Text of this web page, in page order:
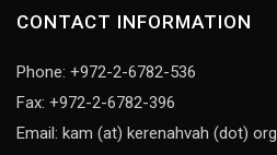
CONTACT INFORMATION
Phone: +972-2-6782-536
Fax: +972-2-6782-396
Email: kam (at) kerenahvah (dot) org